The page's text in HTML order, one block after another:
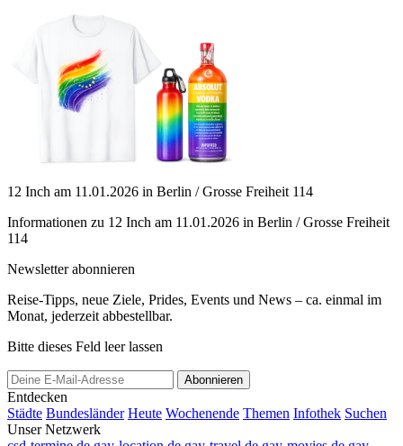
12 Inch am 11.01.2026 in Berlin / Grosse Freiheit 114
Informationen zu 12 Inch am 11.01.2026 in Berlin / Grosse Freiheit
114
Newsletter abonnieren
Reise-Tipps, neue Ziele, Prides, Events und News – ca. einmal im
Monat, jederzeit abbestellbar.
Bitte dieses Feld leer lassen
Abonnieren
Entdecken
Städte Bundesländer Heute Wochenende Themen Infothek Suchen
Unser Netzwerk